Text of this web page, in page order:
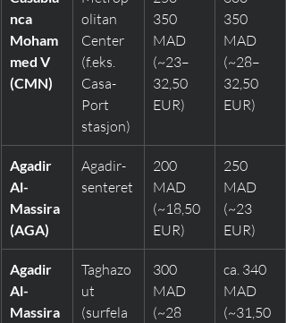
nca
Moham
med V
(CMN)
olitan
Center
(f.eks.
Casa-
Port
stasjon)
350
MAD
(~23–
32,50
EUR)
350
MAD
(~28–
32,50
EUR)
Agadir
Al-
Massira
(AGA)
Agadir-
senteret
200
MAD
(~18,50
EUR)
250
MAD
(~23
EUR)
Agadir
Al-
Massira
Taghazo
ut
(surfela
300
MAD
(~28
ca. 340
MAD
(~31,50